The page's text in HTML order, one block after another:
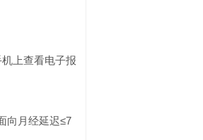
上查看电子报
向月经延迟≤7